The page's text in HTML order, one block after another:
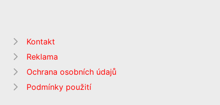
Kontakt
Reklama
Ochrana osobních údajů
Podmínky použití